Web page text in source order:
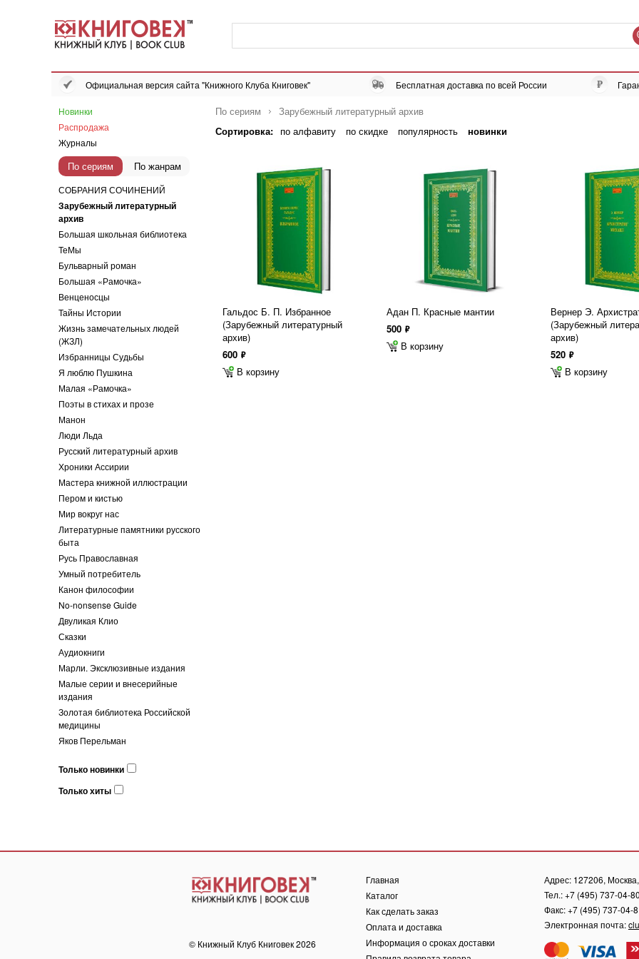
Официальная версия сайта "Книжного Клуба Книговек" Бесплатная доставка по всей России
Новинки
Распродажа
Журналы
По сериям По жанрам
СОБРАНИЯ СОЧИНЕНИЙ
Зарубежный литературный
архив
Большая школьная библиотека
ТеМы
Бульварный роман
Большая «Рамочка»
Венценосцы
Тайны Истории
Жизнь замечательных людей
(ЖЗЛ)
Избранницы Судьбы
Я люблю Пушкина
Малая «Рамочка»
Поэты в стихах и прозе
Манон
Люди Льда
Русский литературный архив
Хроники Ассирии
Мастера книжной иллюстрации
Пером и кистью
Мир вокруг нас
Литературные памятники русского
быта
Русь Православная
Умный потребитель
Канон философии
No-nonsense Guide
Двуликая Клио
Сказки
Аудиокниги
Марли. Эксклюзивные издания
Малые серии и внесерийные
издания
Золотая библиотека Российской
медицины
Яков Перельман
Только новинки
Только хиты
По сериям
Зарубежный литературный архив
Сортировка: по алфавиту по скидке популярность новинки
Гальдос Б. П. Избранное
(Зарубежный литературный
архив)
600 ф
В корзину
Адан П. Красные мантии
500 ф
В корзину
Вернер Э.
(Зарубежный
архив)
520 ф
В корзину
© Книжный Клуб Книговек 2026
Главная
Каталог
Как сделать заказ
Оплата и доставка
Информация о сроках доставки
Адрес: 127206,
Тел.: +7 (495) 737-04-80
Факс: +7 (495) 737-04-
Электронная почта: